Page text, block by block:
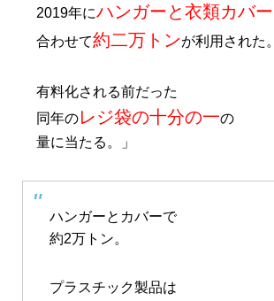
2019年にハンガーと衣類カバー
合わせて約二万トンが利用された。
有料化される前だった
同年のレジ袋の十分の一の
量に当たる。」
ハンガーとカバーで
約2万トン。
プラスチック製品は